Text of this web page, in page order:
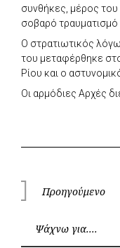
συνθήκες, μέρος
σοβαρό τραυματισμό
Ο στρατιωτικός
του μεταφέρθηκε
Ρίου και ο
Οι αρμόδιες Αρχές
Πλοήγηση
άρθρων
Προηγούμενο